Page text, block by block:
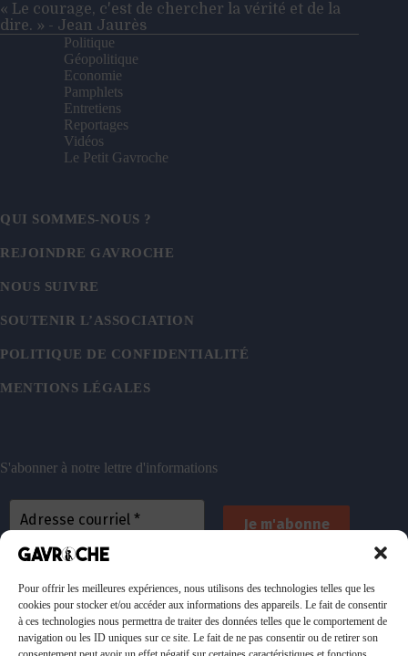
Pour offrir les meilleures expériences, nous utilisons des technologies telles que les
cookies pour stocker et/ou accéder aux informations des appareils. Le fait de consentir
à ces technologies nous permettra de traiter des données telles que le comportement de
navigation ou les ID uniques sur ce site. Le fait de ne pas consentir ou de retirer son
« Le courage, c'est de chercher la vérité et de la
dire. » - Jean Jaurès
Politique
Géopolitique
Economie
Pamphlets
Entretiens
Reportages
Vidéos
Le Petit Gavroche
QUI SOMMES-NOUS ?
REJOINDRE GAVROCHE
NOUS SUIVRE
SOUTENIR L’ASSOCIATION
POLITIQUE DE CONFIDENTIALITÉ
MENTIONS LÉGALES
S'abonner à notre lettre d'informations
emails. Vous pouvez vous désinscrire à tout
moment. Consulteznotre politique de confidentialité
pour plus d’informations.